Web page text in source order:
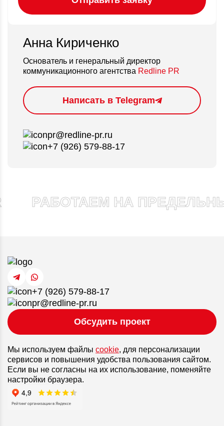
Анна Кириченко
Основатель и генеральный директор
коммуникационного агентства Redline PR
Написать в Telegram
pr@redline-pr.ru
+7 (926) 579-88-17
РАБОТАЕМ НА
+7 (926) 579-88-17
pr@redline-pr.ru
Обсудить проект
Мы используем файлы cookie, для персонализации
сервисов и повышения удобства пользования сайтом.
Если вы не согласны на их использование, поменяйте
настройки браузера.